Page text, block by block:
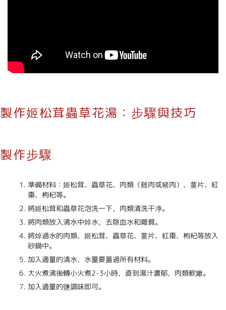
製作姬松茸蟲草花湯：步驟與技巧
製作步驟
準備材料：姬松茸、蟲草花、肉類（雞肉或豬肉）、薑片、紅
棗、枸杞等。
將姬松茸和蟲草花泡洗一下，肉類清洗干净。
將肉類放入沸水中焯水，去除血水和雜質。
將焯過水的肉類、姬松茸、蟲草花、薑片、紅棗、枸杞等放入
砂鍋中。
加入適量的清水，水量要蓋過所有材料。
大火煮沸後轉小火煮2-3小時，直到湯汁濃郁，肉類軟嫩。
加入適量的鹽調味即可。